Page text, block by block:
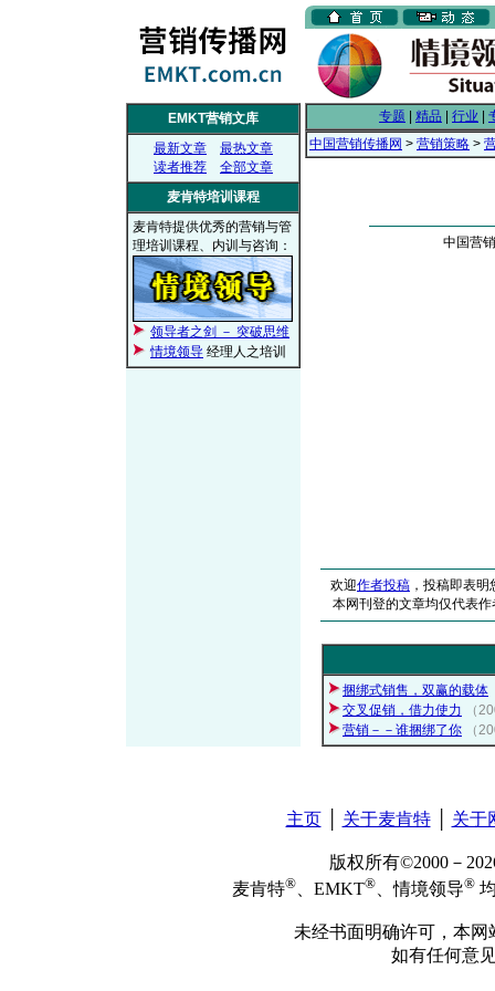
EMKT营销文库
最新文章
最热文章
读者推荐
全部文章
麦肯特培训课程
麦肯特提供优秀的营销与管
理培训课程、内训与咨询：
领导者之剑 － 突破思维
情境领导 经理人之培训
专题 精品 行业
中国营销传播网 > 营销策略 >
中国营
欢迎作者投稿 ，投稿即表
本网刊登的文章均仅代表
捆绑式销售，双赢的载体
交叉促销，借力使力
（
营销－－谁捆绑了你
（
主页│ 关于麦肯特│ 关于
版权所有©2000－
麦肯特® 、EMKT® 、情境领导®
未经书面明确许可，本
如有任何意